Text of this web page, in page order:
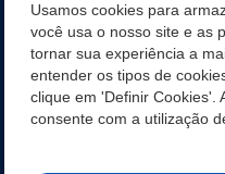
INSTAGRAN
📱🩺 SAUDE CONECTADA
Usamos cookies para
você usa o nosso site e as
tornar sua experiência a
entender os tipos de
clique em 'Definir Cookies'.
consente com a utilização